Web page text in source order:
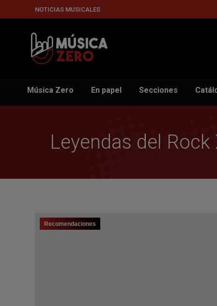
NOTICIAS MUSICALES
Música Zero En papel Secciones
Leyendas del
Recomendaciones